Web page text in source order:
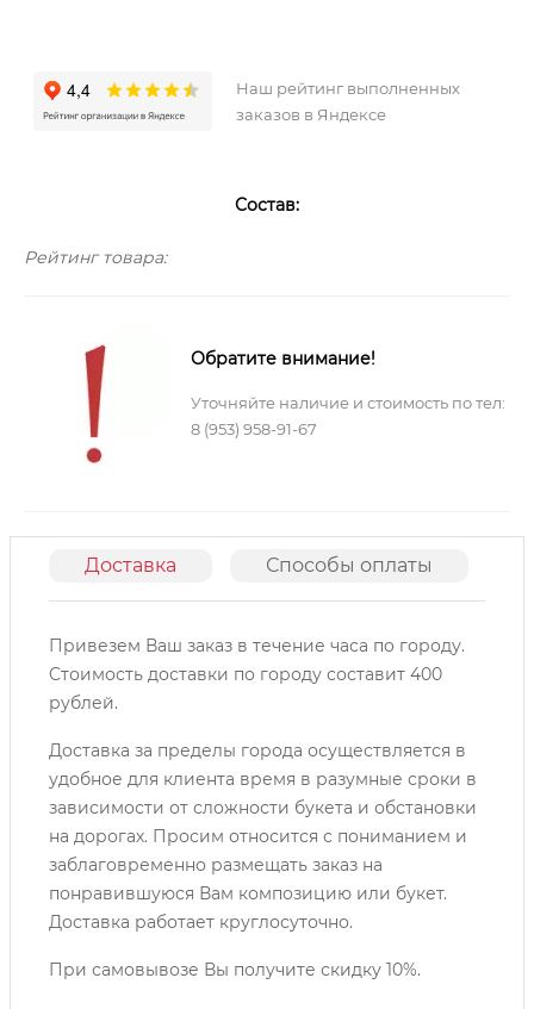
Наш рейтинг выполненных
заказов в Яндексе
Состав:
Рейтинг товара:
Обратите внимание!
Уточняйте наличие и стоимость по тел:
8 (953) 958-91-67
Доставка Способы оплаты
Привезем Ваш заказ в течение часа по городу.
Cтоимость доставки по городу составит 400
рублей.
Доставка за пределы города осуществляется в
удобное для клиента время в разумные сроки в
зависимости от сложности букета и обстановки
на дорогах. Просим относится с пониманием и
заблаговременно размещать заказ на
понравившуюся Вам композицию или букет.
Доставка работает круглосуточно.
При самовывозе Вы получите скидку 10%.